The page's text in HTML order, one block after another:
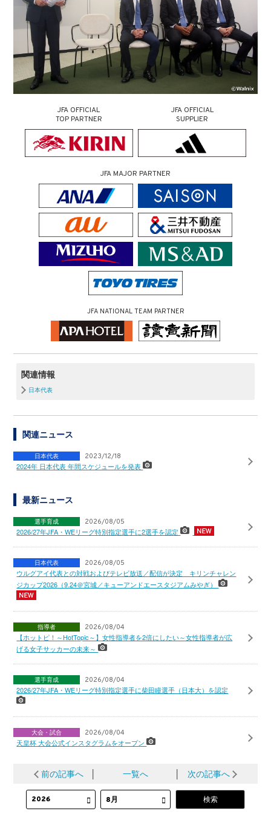
JFA OFFICIAL
TOP PARTNER
JFA OFFICIAL
SUPPLIER
JFA MAJOR PARTNER
JFA NATIONAL TEAM PARTNER
関連情報
日本代表
関連ニュース
日本代表 2023/12/18
2024年 日本代表 年間スケジュールを発表
最新ニュース
選手育成 2026/08/05
2026/27年JFA・WEリーグ特別指定選手に2選手を認定
日本代表 2026/08/05
ウルグアイ代表との対戦およびテレビ放送／配信が決定 キリンチャレン
ジカップ2026（9.24＠宮城／キューアンドエースタジアムみやぎ）
指導者 2026/08/04
【ホットピ！～HotTopic～】女性指導者を2倍にしたい～女性指導者が広
げる女子サッカーの未来～
選手育成 2026/08/04
2026/27年JFA・WEリーグ特別指定選手に柴田瞳選手（日本大）を認定
大会・試合 2026/08/04
天皇杯 大会公式インスタグラムをオープン
前の記事へ 一覧へ 次の記事へ